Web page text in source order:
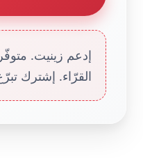
إدعم زينيت.
القرّاء. إشترك